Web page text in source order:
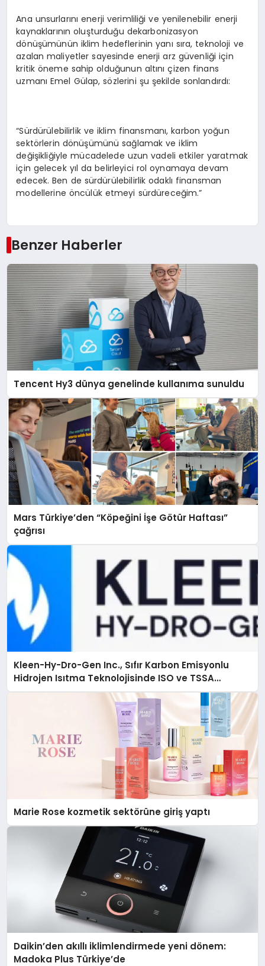
Ana unsurlarını enerji verimliliği ve yenilenebilir enerji
kaynaklarının oluşturduğu dekarbonizasyon
dönüşümünün iklim hedeflerinin yanı sıra, teknoloji ve
azalan maliyetler sayesinde enerji arz güvenliği için
kritik öneme sahip olduğunun altını çizen finans
uzmanı Emel Gülap, sözlerini şu şekilde sonlandırdı:
“Sürdürülebilirlik ve iklim finansmanı, karbon yoğun
sektörlerin dönüşümünü sağlamak ve iklim
değişikliğiyle mücadelede uzun vadeli etkiler yaratmak
için gelecek yıl da belirleyici rol oynamaya devam
edecek. Ben de sürdürülebilirlik odaklı finansman
modellerine öncülük etmeyi sürdüreceğim.”
Benzer Haberler
Tencent Hy3 dünya genelinde kullanıma sunuldu
Mars Türkiye’den “Köpeğini İşe Götür Haftası”
çağrısı
Kleen-Hy-Dro-Gen Inc., Sıfır Karbon Emisyonlu
Hidrojen Isıtma Teknolojisinde ISO ve TSSA
Düzenleyici Onaylarını Aldı
Marie Rose kozmetik sektörüne giriş yaptı
Daikin’den akıllı iklimlendirmede yeni dönem:
Madoka Plus Türkiye’de